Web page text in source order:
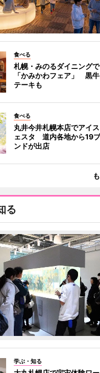
食べる
札幌・みのるダイニングで
「かみかわフェア」 黒
テーキも
食べる
丸井今井札幌本店でアイ
ェスタ 道内各地から19
ンドが出店
る
学ぶ・知る